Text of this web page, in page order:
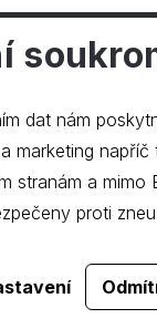
dat nám
napříč těmito
stranám a mimo
proti